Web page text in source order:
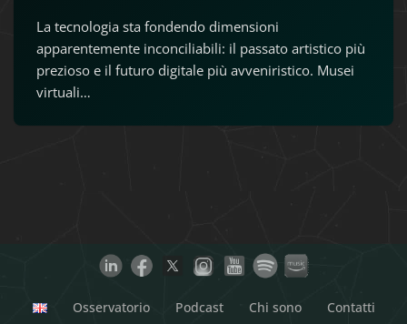
La tecnologia sta fondendo dimensioni
apparentemente inconciliabili: il passato artistico più
prezioso e il futuro digitale più avveniristico. Musei
virtuali…
Osservatorio Podcast Chi sono Contatti